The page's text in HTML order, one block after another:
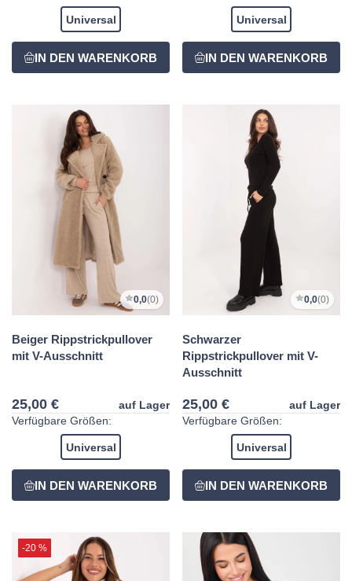
Universal Universal
0,0(0)
Beiger Rippstrickpullover
mit V-Ausschnitt
25,00 €
auf Lager
Verfügbare Größen:
Universal
0,0(0)
Schwarzer
Rippstrickpullover mit V-
Ausschnitt
25,00 €
auf Lager
Verfügbare Größen:
Universal
-20 %